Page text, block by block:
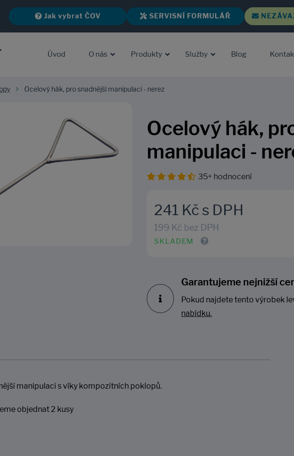
Jak vybrat ČOV SERVISNÍ FORMULÁŘ
Úvod O nás Produkty Služby Blog
Ocelový hák, pro snadnější manipulaci - nerez
Ocelový hák,
manipulaci -
35+ hodnocení
241 Kč s DPH
199 Kč bez DPH
SKLADEM
Garantujeme nejnižší
Pokud najdete tento výrobek
nabídku.
manipulaci s víky kompozitních poklopů.
objednat 2 kusy